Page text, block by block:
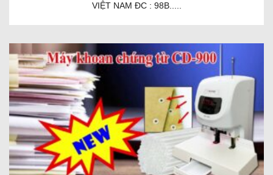
VIỆT NAM ĐC : 98B.....